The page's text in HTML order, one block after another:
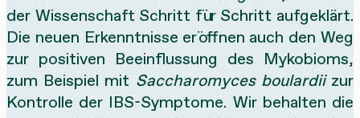
der Wissenschaft Schritt für Schritt aufgeklärt.
Die neuen Erkenntnisse eröffnen auch den Weg
zur positiven Beeinflussung des Mykobioms,
zum Beispiel mit Saccharomyces boulardiizur
Kontrolle der IBS-Symptome. Wir behalten die